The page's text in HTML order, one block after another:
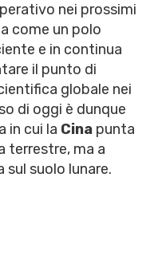
nei prossimi
come un polo
e in continua
il punto di
globale nei
di oggi è dunque
in cui la Cina punta
terrestre, ma a
sul suolo lunare.